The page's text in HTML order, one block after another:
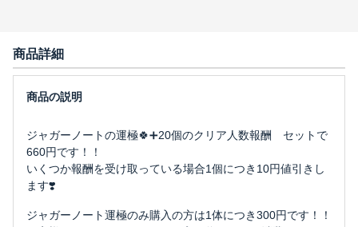
商品詳細
ジャガーノートの運極🍀➕20個のクリア人数報酬 セットで
660円です！！
いくつか報酬を受け取っている場合1個につき10円値引きし
ます❣️
ジャガーノート運極のみ購入の方は1体につき300円です！！